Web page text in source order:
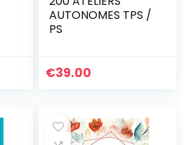
AUTONOMES TPS /
PS
€39.00